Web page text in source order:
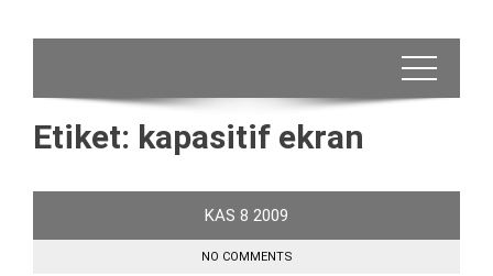
Etiket: kapasitif ekran
KAS 8 2009
NO COMMENTS